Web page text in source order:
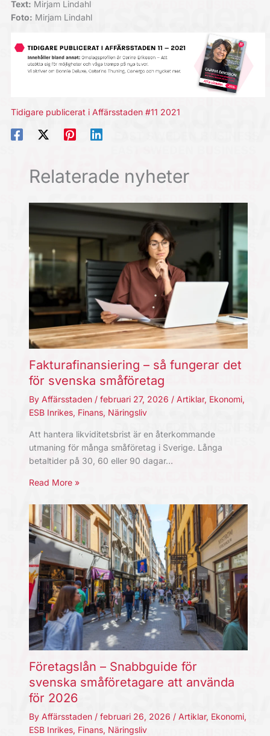
Text: Mirjam Lindahl
Foto: Mirjam Lindahl
Tidigare publicerat i Affärsstaden #11 2021
Relaterade nyheter
Fakturafinansiering – så fungerar det
för svenska småföretag
By Affärsstaden / februari 27, 2026 / Artiklar, Ekonomi,
ESB Inrikes, Finans, Näringsliv
Att hantera likviditetsbrist är en återkommande
utmaning för många småföretag i Sverige. Långa
betaltider på 30, 60 eller 90 dagar…
Read More »
Företagslån – Snabbguide för
svenska småföretagare att använda
för 2026
By Affärsstaden / februari 26, 2026 / Artiklar, Ekonomi,
ESB Inrikes, Finans, Näringsliv